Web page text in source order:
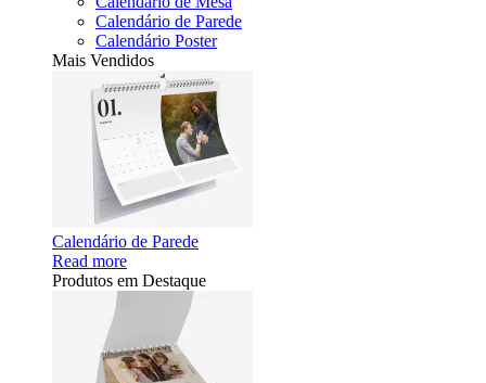
Calendário de Parede
Calendário Poster
Mais Vendidos
Calendário de Parede
Read more
Produtos em Destaque